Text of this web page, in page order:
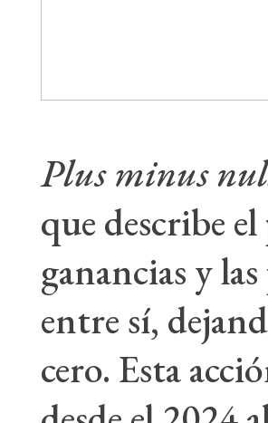
Plus minus
que describe
ganancias y
entre sí,
cero. Esta